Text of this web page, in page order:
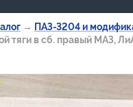
→ ПАЗ-3204 и
тяги в сб. правый МАЗ,